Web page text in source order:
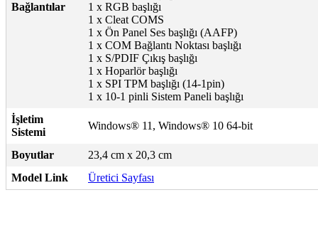
Bağlantılar
1 x RGB başlığı
1 x Cleat COMS
1 x Ön Panel Ses başlığı (AAFP)
1 x COM Bağlantı Noktası başlığı
1 x S/PDIF Çıkış başlığı
1 x Hoparlör başlığı
1 x SPI TPM başlığı (14-1pin)
1 x 10-1 pinli Sistem Paneli başlığı
İşletim
Sistemi
Windows® 11, Windows® 10 64-bit
Boyutlar
23,4 cm x 20,3 cm
Model Link
Üretici Sayfası